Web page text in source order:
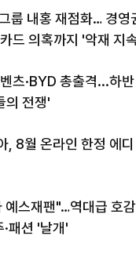
드 의혹까지 '악재 지
츠·BYD 총출격...하반
의 전쟁'
, 8월 온라인 한정 에디
예스재팬"…역대급 호감
패션 '날개'